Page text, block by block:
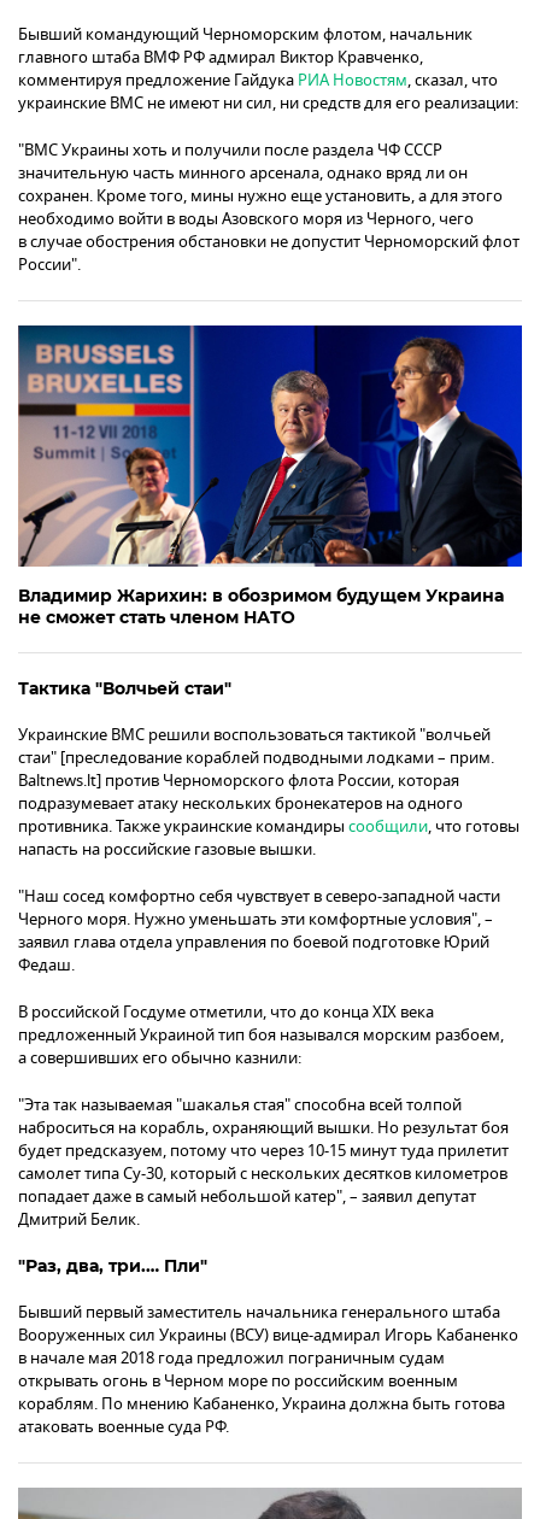
Бывший командующий Черноморским флотом, начальник
главного штаба ВМФ РФ адмирал Виктор Кравченко,
комментируя предложение Гайдука РИА Новостям, сказал, что
украинские ВМС не имеют ни сил, ни средств для его реализации:
"ВМС Украины хоть и получили после раздела ЧФ СССР
значительную часть минного арсенала, однако вряд ли он
сохранен. Кроме того, мины нужно еще установить, а для этого
необходимо войти в воды Азовского моря из Черного, чего
в случае обострения обстановки не допустит Черноморский флот
России".
Владимир Жарихин: в обозримом будущем Украина
не сможет стать членом НАТО
Тактика "Волчьей стаи"
Украинские ВМС решили воспользоваться тактикой "волчьей
стаи" [преследование кораблей подводными лодками – прим.
Baltnews.lt] против Черноморского флота России, которая
подразумевает атаку нескольких бронекатеров на одного
противника. Также украинские командиры сообщили, что готовы
напасть на российские газовые вышки.
"Наш сосед комфортно себя чувствует в северо-западной части
Черного моря. Нужно уменьшать эти комфортные условия", –
заявил глава отдела управления по боевой подготовке Юрий
Федаш.
В российской Госдуме отметили, что до конца XIX века
предложенный Украиной тип боя назывался морским разбоем,
а совершивших его обычно казнили:
"Эта так называемая "шакалья стая" способна всей толпой
наброситься на корабль, охраняющий вышки. Но результат боя
будет предсказуем, потому что через 10-15 минут туда прилетит
самолет типа Су-30, который с нескольких десятков километров
попадает даже в самый небольшой катер", – заявил депутат
Дмитрий Белик.
"Раз, два, три.… Пли"
Бывший первый заместитель начальника генерального штаба
Вооруженных сил Украины (ВСУ) вице-адмирал Игорь Кабаненко
в начале мая 2018 года предложил пограничным судам
открывать огонь в Черном море по российским военным
кораблям. По мнению Кабаненко, Украина должна быть готова
атаковать военные суда РФ.